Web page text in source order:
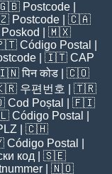
🇬🇧 Postcode
Postcode | 🇨🇦
Poskod
| 🇲🇽
Código Postal
| 🇮🇹 CAP
🇮🇳पिन कोड | 🇨🇴
우편번호
| 🇹🇷
Cod Poștal
| 🇫🇮
Código Postal
| 🇨🇭
Código Postal
код | 🇸🇪
| 🇳🇴